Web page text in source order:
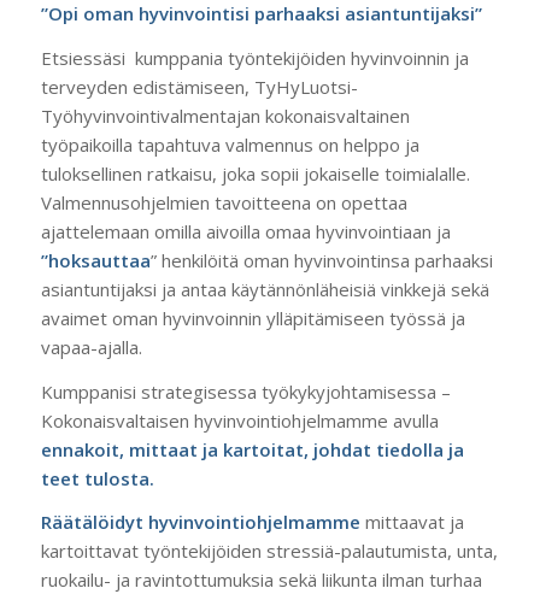
”Opi oman hyvinvointisi parhaaksi asiantuntijaksi”
Etsiessäsi kumppania työntekijöiden hyvinvoinnin ja
terveyden edistämiseen, TyHyLuotsi-
Työhyvinvointivalmentajan kokonaisvaltainen
työpaikoilla tapahtuva valmennus on helppo ja
tuloksellinen ratkaisu, joka sopii jokaiselle toimialalle.
Valmennusohjelmien tavoitteena on opettaa
ajattelemaan omilla aivoilla omaa hyvinvointiaan ja
”hoksauttaa” henkilöitä oman hyvinvointinsa parhaaksi
asiantuntijaksi ja antaa käytännönläheisiä vinkkejä sekä
avaimet oman hyvinvoinnin ylläpitämiseen työssä ja
vapaa-ajalla.
Kumppanisi strategisessa työkykyjohtamisessa –
Kokonaisvaltaisen hyvinvointiohjelmamme avulla
ennakoit, mittaat ja kartoitat, johdat tiedolla ja
teet tulosta.
Räätälöidyt hyvinvointiohjelmamme mittaavat ja
kartoittavat työntekijöiden stressiä-palautumista, unta,
ruokailu- ja ravintottumuksia sekä liikunta ilman turhaa